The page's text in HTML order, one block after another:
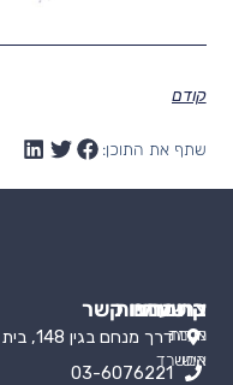
קודם
שתף את התוכן:
התמחויות
מעמד
אישי
קישורים
אודות
המשרד
צרו עמנו קשר
דרך מנחם בגין 148, בית גזית, תל אביב 64921
03-6076221